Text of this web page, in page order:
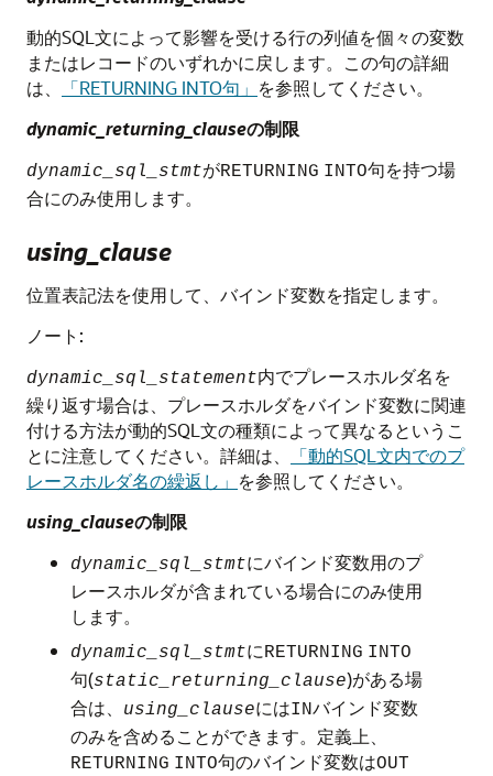
動的SQL文によって影響を受ける行の列値を個々の変数
またはレコードのいずれかに戻します。この句の詳細
は、
「RETURNING INTO句」 を参照してください。
dynamic_returning_clauseの制限
dynamic_sql_stmtがRETURNING INTO句を持つ場
合にのみ使用します。
using_clause
位置表記法を使用して、バインド変数を指定します。
ノート:
dynamic_sql_statement内でプレースホルダ名を
繰り返す場合は、プレースホルダをバインド変数に関連
付ける方法が動的SQL文の種類によって異なるというこ
とに注意してください。詳細は、
「動的SQL文内でのプ
レースホルダ名の繰返し」 を参照してください。
using_clauseの制限
dynamic_sql_stmtにバインド変数用のプ
レースホルダが含まれている場合にのみ使用
します。
dynamic_sql_stmtにRETURNING INTO
句(static_returning_clause)がある場
合は、
using_clauseにはINバインド変数
のみを含めることができます。定義上、
RETURNING INTO句のバインド変数はOUT